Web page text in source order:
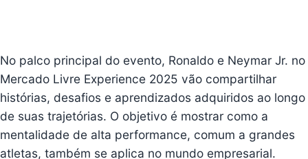
No palco principal do evento, Ronaldo e Neymar Jr. no
Mercado Livre Experience 2025 vão compartilhar
histórias, desafios e aprendizados adquiridos ao longo
de suas trajetórias. O objetivo é mostrar como a
mentalidade de alta performance, comum a grandes
atletas, também se aplica no mundo empresarial.